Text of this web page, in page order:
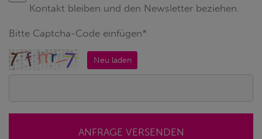
Kontakt bleiben und den Newsletter beziehen.
Bitte Captcha-Code einfügen*
Neu laden
ANFRAGE VERSENDEN